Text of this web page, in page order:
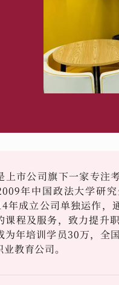
上市公司旗下一家专注
年中国政法大学研
年成立公司单独运作，
课程及服务，致力提升
为年培训学员30万，全
教育公司。